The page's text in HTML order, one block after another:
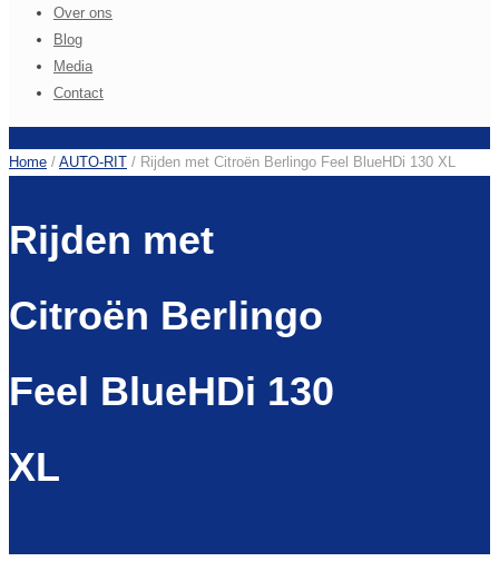
Over ons
Blog
Media
Contact
Home / AUTO-RIT / Rijden met Citroën Berlingo Feel BlueHDi 130 XL
Rijden met
Citroën Berlingo
Feel BlueHDi 130
XL